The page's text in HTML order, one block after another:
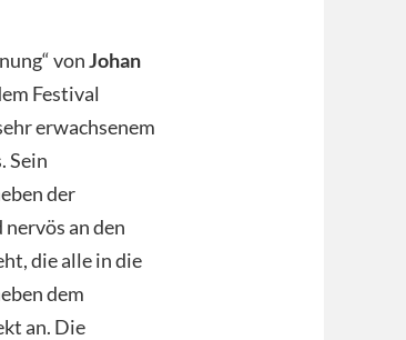
vonJohan
Festival
erwachsenem
Sein
der
an den
die alle in die
dem
an. Die